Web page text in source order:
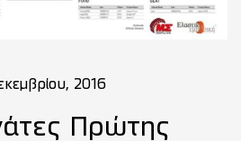
2016
Πρώτης